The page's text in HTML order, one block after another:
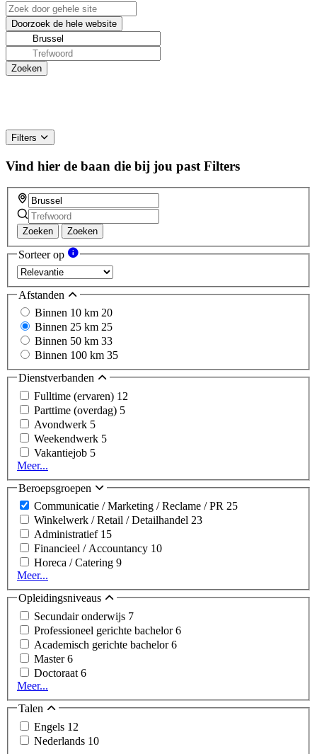
Filters
Vind hier de baan die bij jou past Filters
Zoeken Zoeken
Sorteer op
Afstanden
Binnen 10 km 20
Binnen 25 km 25
Binnen 50 km 33
Binnen 100 km 35
Dienstverbanden
Fulltime (ervaren) 12
Parttime (overdag) 5
Avondwerk 5
Weekendwerk 5
Vakantiejob 5
Meer...
Beroepsgroepen
Communicatie / Marketing / Reclame / PR 25
Winkelwerk / Retail / Detailhandel 23
Administratief 15
Financieel / Accountancy 10
Horeca / Catering 9
Meer...
Opleidingsniveaus
Secundair onderwijs 7
Professioneel gerichte bachelor6
Academisch gerichte bachelor6
Master6
Doctoraat 6
Meer...
Talen
Engels 12
Nederlands 10